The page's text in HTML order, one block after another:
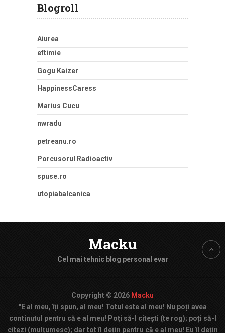
Blogroll
Aiurea
eftimie
Gogu Kaizer
HappinessCaress
Marius Cucu
nwradu
petreanu.ro
Porcusorul Radioactiv
spuse.ro
utopiabalcanica
Macku
Cel mai tehnic blog personal evar
Copyright © 2026 Macku
"E al meu, îți spun, al meu! Totul este al meu! Nu poți avea
continutul pentru că e al meu! Poți să-l citești (te rog); poți să-l
citezi (mulțumesc); dar tot îl dețin pentru că e al meu! Eu îl dețin